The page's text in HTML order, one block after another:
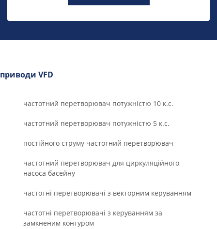
приводи VFD
частотний перетворювач потужністю 10 к.с.
частотний перетворювач потужністю 5 к.с.
постійного струму частотний перетворювач
частотний перетворювач для циркуляційного
насоса басейну
частотні перетворювачі з векторним керуванням
частотні перетворювачі з керуванням за
замкненим контуром